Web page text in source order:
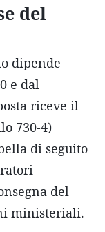
del
dipende
e dal
riceve il
730-4)
di seguito
del
ministeriali.